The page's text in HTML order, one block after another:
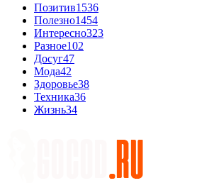
Позитив1536
Полезно1454
Интересно323
Разное102
Досуг47
Мода42
Здоровье38
Техника36
Жизнь34